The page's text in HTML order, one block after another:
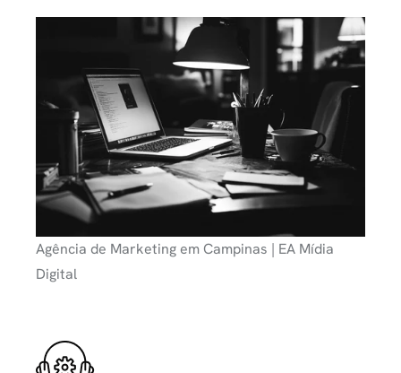
Agência de Marketing em Campinas | EA Mídia
Digital